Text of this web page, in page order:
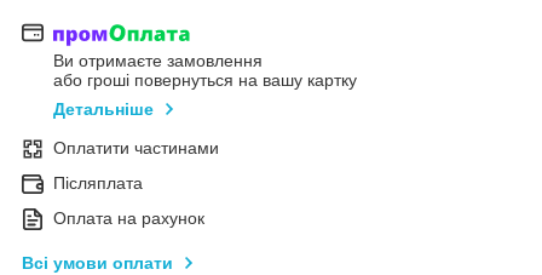
Ви отримаєте замовлення
або гроші повернуться на вашу картку
Детальніше
Оплатити частинами
Післяплата
Оплата на рахунок
Всі умови оплати